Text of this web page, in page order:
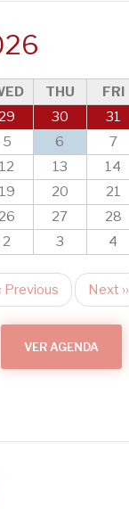
THU FRI
29 30 31
5 6 7
12 13 14
19 20 21
26 27 28
2 3 4
Previous Next ››
VER AGENDA